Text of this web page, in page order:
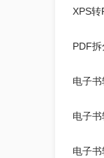
XPS转
PDF
电子
电子
电子